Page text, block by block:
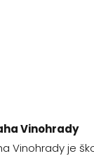
Vinohrady
Vinohrady je